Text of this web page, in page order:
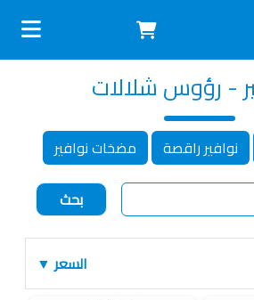
- رؤوس شلالات
نوافير راقصة مضخات نوافير
السعر ▼